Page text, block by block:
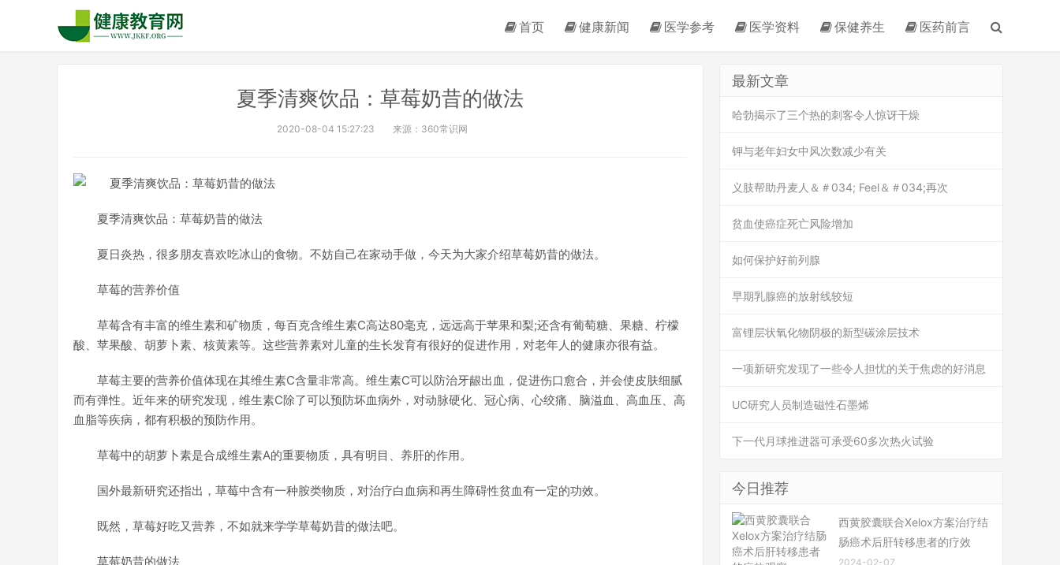
首页 健康新闻 医学参考 医学资料 保健养生 医药前言
夏季清爽饮品：草莓奶昔的做法
2020-08-04 15:27:23 来源：360常识网
夏季清爽饮品：草莓奶昔的做法
夏日炎热，很多朋友喜欢吃冰山的食物。不妨自己在家动手做，今天为大家介绍草莓奶昔的做法。
草莓的营养价值
草莓含有丰富的维生素和矿物质，每百克含维生素C高达80毫克，远远高于苹果和梨;还含有葡萄糖、果糖、柠檬
酸、苹果酸、胡萝卜素、核黄素等。这些营养素对儿童的生长发育有很好的促进作用，对老年人的健康亦很有益。
草莓主要的营养价值体现在其维生素C含量非常高。维生素C可以防治牙龈出血，促进伤口愈合，并会使皮肤细腻
而有弹性。近年来的研究发现，维生素C除了可以预防坏血病外，对动脉硬化、冠心病、心绞痛、脑溢血、高血压、高
血脂等疾病，都有积极的预防作用。
草莓中的胡萝卜素是合成维生素A的重要物质，具有明目、养肝的作用。
国外最新研究还指出，草莓中含有一种胺类物质，对治疗白血病和再生障碍性贫血有一定的功效。
既然，草莓好吃又营养，不如就来学学草莓奶昔的做法吧。
草莓奶昔的做法
最新文章
哈勃揭示了三个热的刺客令人惊讶干燥
钾与老年妇女中风次数减少有关
义肢帮助丹麦人＆＃034; Feel＆＃034;再次
贫血使癌症死亡风险增加
如何保护好前列腺
早期乳腺癌的放射线较短
富锂层状氧化物阴极的新型碳涂层技术
一项新研究发现了一些令人担忧的关于焦虑的好消息
UC研究人员制造磁性石墨烯
下一代月球推进器可承受60多次热火试验
今日推荐
西黄胶囊联合Xelox方案治疗结
肠癌术后肝转移患者的疗效
2024-02-07